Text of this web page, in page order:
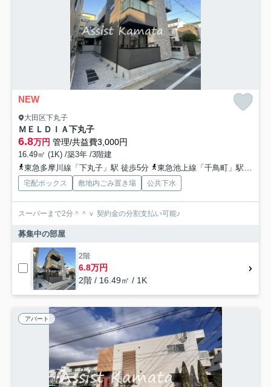
NEW
大田区下丸子
ＭＥＬＤＩＡ下丸子
6.8万円 管理/共益費3,000円
16.49㎡ (1K) /築3年 /3階建
東急多摩川線「下丸子」駅 徒歩5分
東急池上線「千鳥町」駅 徒歩13分
宅配ボックス 敷地内ごみ置き場 公共下水
スーパーまで2分＾＾ｖ 契約金の分割支払い可能♪
募集中の部屋
2階
6.8万円
2階 / 16.49㎡ / 1K
アパート